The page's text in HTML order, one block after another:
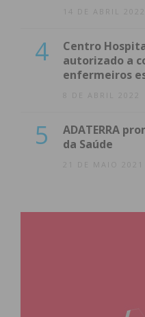
14 DE ABRIL 2022
4
Centro
autorizado a
enfermeiros
8 DE ABRIL 2022
5
ADATERRA
da Saúde
21 DE MAIO 2021